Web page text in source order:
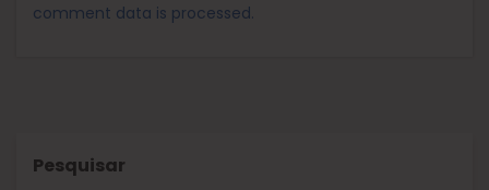
comment data is processed.
Pesquisar